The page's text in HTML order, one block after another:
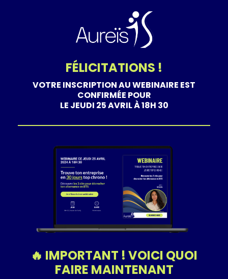
FÉLICITATIONS !
VOTRE INSCRIPTION AU WEBINAIRE EST
CONFIRMÉE POUR
LE JEUDI 25 AVRIL À 18H 30
🔥 IMPORTANT ! VOICI QUOI
FAIRE MAINTENANT